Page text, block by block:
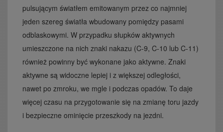
pulsującym światłem emitowanym przez co najmniej
jeden szereg światła wbudowany pomiędzy pasami
odblaskowymi. W przypadku słupków aktywnych
umieszczone na nich znaki nakazu (C-9, C-10 lub C-11)
również powinny być wykonane jako aktywne. Znaki
aktywne są widoczne lepiej i z większej odległości,
nawet po zmroku, we mgle i podczas opadów. To daje
więcej czasu na przygotowanie się na zmianę toru jazdy
i bezpieczne ominięcie przeszkody na jezdni.